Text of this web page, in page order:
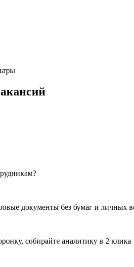
документы без бумаг и личных
собирайте аналитику в 2 клика